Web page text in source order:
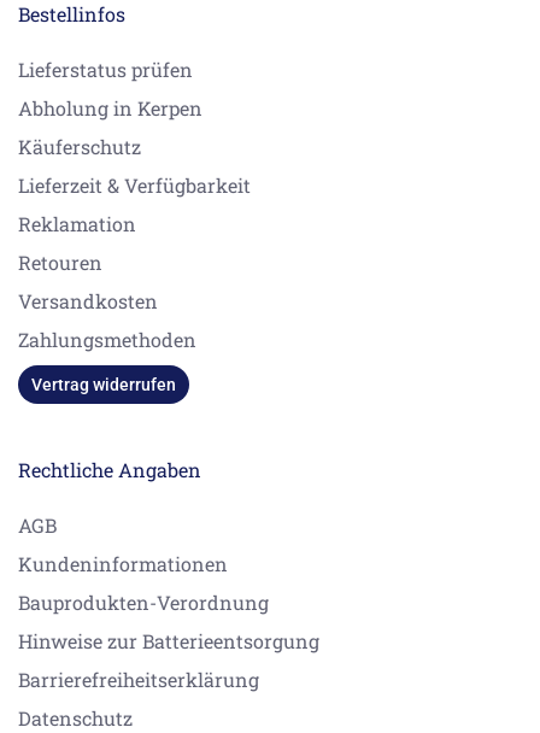
Bestellinfos
Lieferstatus prüfen
Abholung in Kerpen
Käuferschutz
Lieferzeit & Verfügbarkeit
Reklamation
Retouren
Versandkosten
Zahlungsmethoden
Vertrag widerrufen
Rechtliche Angaben
AGB
Kundeninformationen
Bauprodukten-Verordnung
Hinweise zur Batterieentsorgung
Barrierefreiheitserklärung
Datenschutz